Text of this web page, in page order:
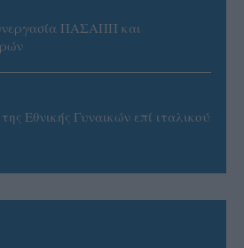
ΠΑΣΑΠΠ και
Εθνικής Γυναικών επί ιταλικού